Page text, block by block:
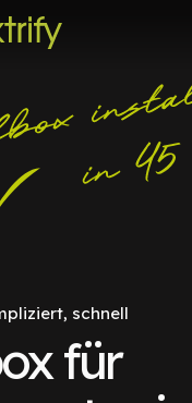
schnell
für